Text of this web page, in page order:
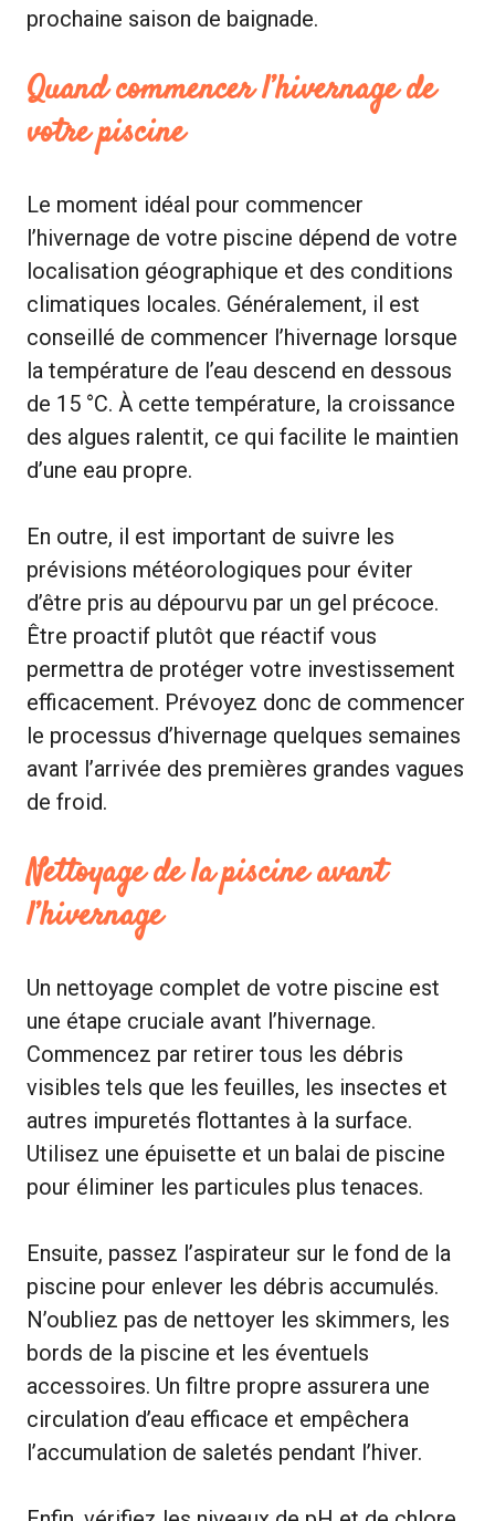
prochaine saison de baignade.
Quand commencer l’hivernage de
votre piscine
Le moment idéal pour commencer
l’hivernage de votre piscine dépend de votre
localisation géographique et des conditions
climatiques locales. Généralement, il est
conseillé de commencer l’hivernage lorsque
la température de l’eau descend en dessous
de 15 °C. À cette température, la croissance
des algues ralentit, ce qui facilite le maintien
d’une eau propre.
En outre, il est important de suivre les
prévisions météorologiques pour éviter
d’être pris au dépourvu par un gel précoce.
Être proactif plutôt que réactif vous
permettra de protéger votre investissement
efficacement. Prévoyez donc de commencer
le processus d’hivernage quelques semaines
avant l’arrivée des premières grandes vagues
de froid.
Nettoyage de la piscine avant
l’hivernage
Un nettoyage complet de votre piscine est
une étape cruciale avant l’hivernage.
Commencez par retirer tous les débris
visibles tels que les feuilles, les insectes et
autres impuretés flottantes à la surface.
Utilisez une épuisette et un balai de piscine
pour éliminer les particules plus tenaces.
Ensuite, passez l’aspirateur sur le fond de la
piscine pour enlever les débris accumulés.
N’oubliez pas de nettoyer les skimmers, les
bords de la piscine et les éventuels
accessoires. Un filtre propre assurera une
circulation d’eau efficace et empêchera
l’accumulation de saletés pendant l’hiver.